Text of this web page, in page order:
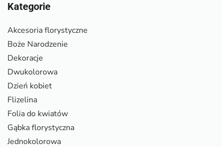
Kategorie
Akcesoria florystyczne
Boże Narodzenie
Dekoracje
Dwukolorowa
Dzień kobiet
Flizelina
Folia do kwiatów
Gąbka florystyczna
Jednokolorowa